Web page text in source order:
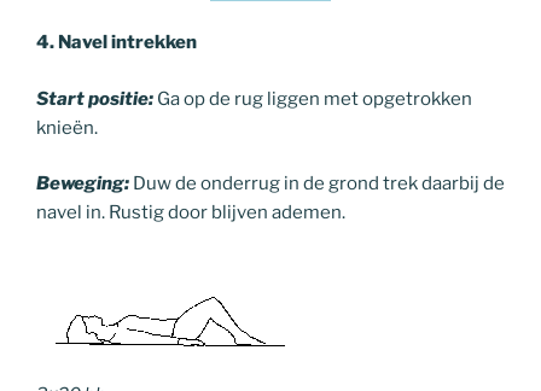
4. Navel intrekken
Start positie: Ga op de rug liggen met opgetrokken
knieën.
Beweging: Duw de onderrug in de grond trek daarbij de
navel in. Rustig door blijven ademen.